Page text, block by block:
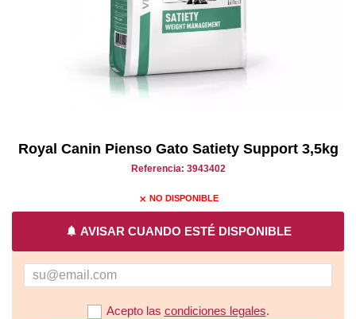
Royal Canin Pienso Gato Satiety Support 3,5kg
Referencia: 3943402
close NO DISPONIBLE
notifications AVISAR CUANDO ESTÉ DISPONIBLE
Acepto las condiciones legales.